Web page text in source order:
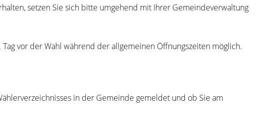
setzen Sie sich bitte umgehend mit Ihrer Gemeindeverwaltung
vor der Wahl während der allgemeinen Öffnungszeiten möglich.
in der Gemeinde gemeldet und ob Sie am